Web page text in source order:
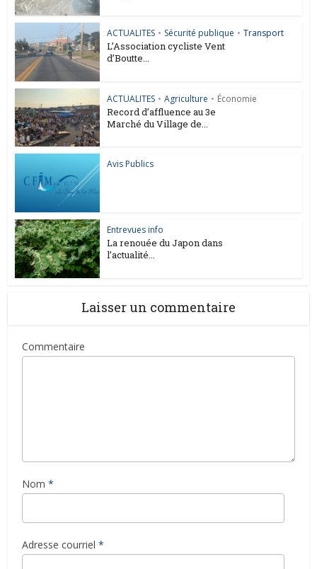
ACTUALITES • Sécurité publique • Transport
L’Association cycliste Vent
d’Boutte...
ACTUALITES • Agriculture • Économie
Record d’affluence au 3e
Marché du Village de...
Avis Publics
Entrevues info
La renouée du Japon dans
l’actualité...
Laisser un commentaire
Commentaire
Nom *
Adresse courriel *